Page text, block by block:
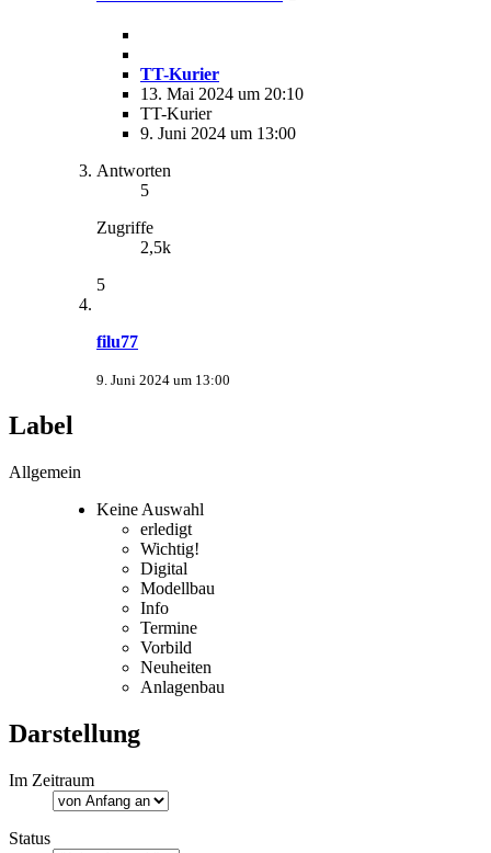
TT-Kurier
13. Mai 2024 um 20:10
TT-Kurier
9. Juni 2024 um 13:00
Antworten
5
Zugriffe
2,5k
5
filu77
9. Juni 2024 um 13:00
Label
Allgemein
Keine Auswahl
erledigt
Wichtig!
Digital
Modellbau
Info
Termine
Vorbild
Neuheiten
Anlagenbau
Darstellung
Im Zeitraum
Status